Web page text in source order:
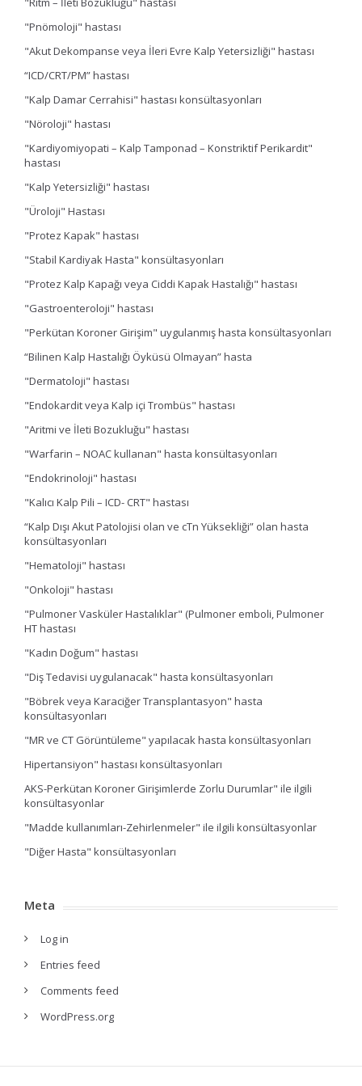
"Pnömoloji" hastası
"Akut Dekompanse veya İleri Evre Kalp Yetersizliği" hastası
“ICD/CRT/PM” hastası
"Kalp Damar Cerrahisi" hastası konsültasyonları
"Nöroloji" hastası
"Kardiyomiyopati – Kalp Tamponad – Konstriktif Perikardit"
hastası
"Kalp Yetersizliği" hastası
"Üroloji" Hastası
"Protez Kapak" hastası
"Stabil Kardiyak Hasta" konsültasyonları
"Protez Kalp Kapağı veya Ciddi Kapak Hastalığı" hastası
"Gastroenteroloji" hastası
"Perkütan Koroner Girişim" uygulanmış hasta konsültasyonları
“Bilinen Kalp Hastalığı Öyküsü Olmayan” hasta
"Dermatoloji" hastası
"Endokardit veya Kalp içi Trombüs" hastası
"Aritmi ve İleti Bozukluğu" hastası
"Warfarin – NOAC kullanan" hasta konsültasyonları
"Endokrinoloji" hastası
"Kalıcı Kalp Pili – ICD- CRT" hastası
“Kalp Dışı Akut Patolojisi olan ve cTn Yüksekliği” olan hasta
konsültasyonları
"Hematoloji" hastası
"Onkoloji" hastası
"Pulmoner Vasküler Hastalıklar" (Pulmoner emboli, Pulmoner
HT hastası
"Kadın Doğum" hastası
"Diş Tedavisi uygulanacak" hasta konsültasyonları
"Böbrek veya Karaciğer Transplantasyon" hasta
konsültasyonları
"MR ve CT Görüntüleme" yapılacak hasta konsültasyonları
Hipertansiyon" hastası konsültasyonları
AKS-Perkütan Koroner Girişimlerde Zorlu Durumlar" ile ilgili
konsültasyonlar
"Madde kullanımları-Zehirlenmeler" ile ilgili konsültasyonlar
"Diğer Hasta" konsültasyonları
Meta
Log in
Entries feed
Comments feed
WordPress.org